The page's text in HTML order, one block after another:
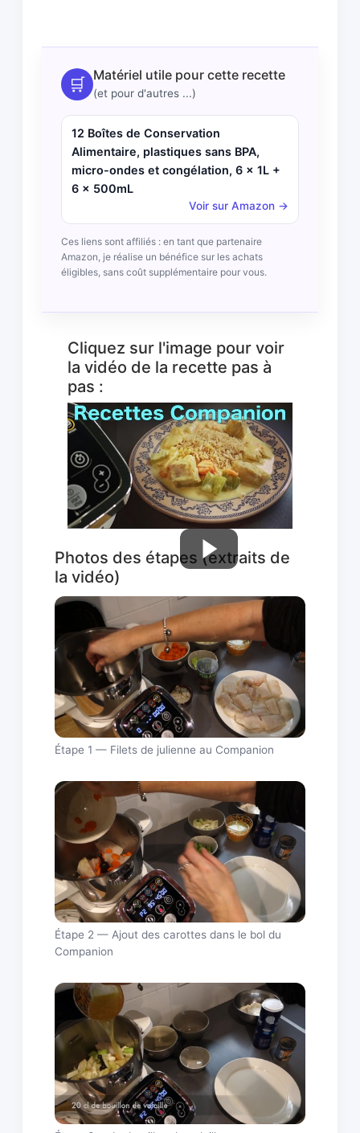
🛒 Matériel utile pour cette recette
(et pour d'autres ...)
12 Boîtes de Conservation
Alimentaire, plastiques sans BPA,
micro-ondes et congélation, 6 x 1L +
6 x 500mL
Voir sur Amazon →
Ces liens sont affiliés : en tant que partenaire
Amazon, je réalise un bénéfice sur les achats
éligibles, sans coût supplémentaire pour vous.
Cliquez sur l'image pour voir
la vidéo de la recette pas à
pas :
Photos des étapes (extraits de
la vidéo)
Étape 1 — Filets de julienne au Companion
Étape 2 — Ajout des carottes dans le bol du
Companion